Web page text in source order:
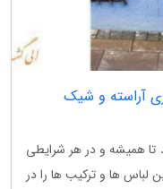
آراسته و شیک
تا همیشه و در هر شرایطی
لباس ها و ترکیب ها را در